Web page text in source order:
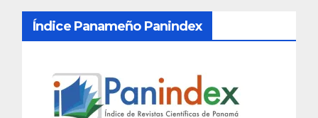
Índice Panameño Panindex